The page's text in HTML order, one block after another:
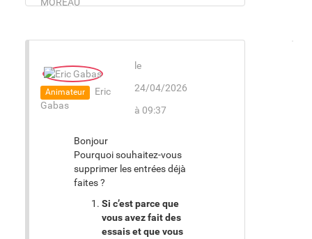
Animateur
Eric
Gabas
le
24/04/2026
à 09:37
Bonjour
Pourquoi souhaitez-vous
supprimer les entrées déjà
faites ?
Si c’est parce que
vous avez fait des
essais et que vous